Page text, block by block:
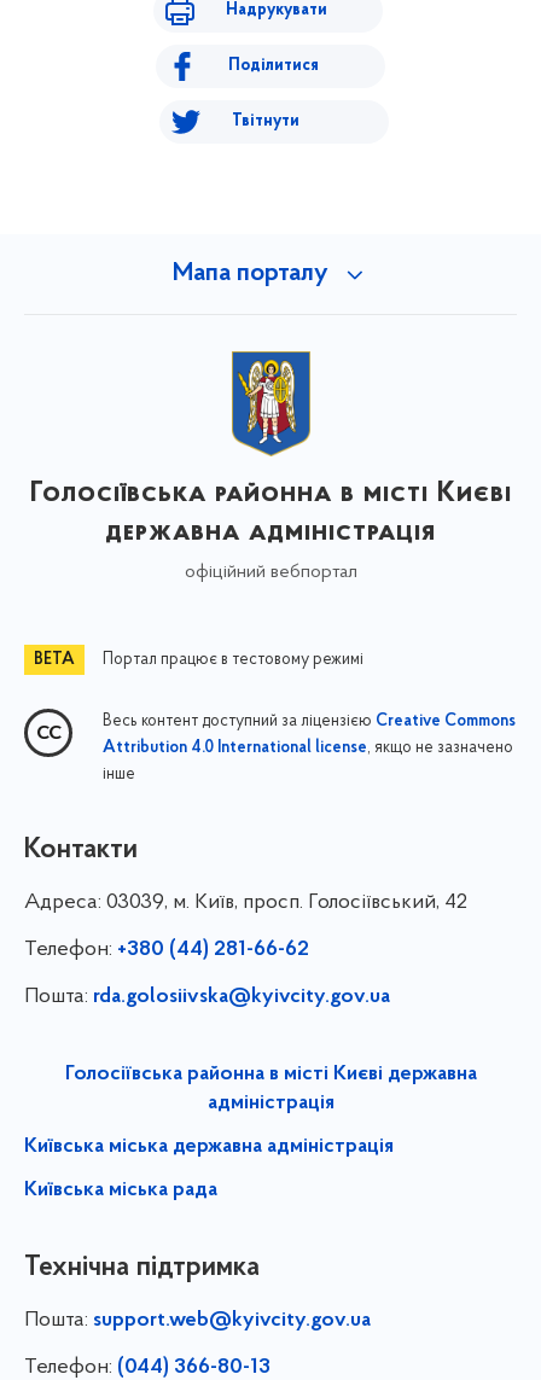
Надрукувати
Поділитися
Твітнути
Мапа порталу
Голосіївська районна в місті Києві
державна адміністрація
офіційний вебпортал
Портал працює в тестовому режимі
Весь контент доступний за ліцензією Creative Commons
Attribution 4.0 International license, якщо не зазначено
інше
Контакти
Адреса: 03039, м. Київ, просп. Голосіївський, 42
Телефон: +380 (44) 281-66-62
Пошта: rda.golosiivska@kyivcity.gov.ua
Голосіївська районна в місті Києві державна
адміністрація
Київська міська державна адміністрація
Київська міська рада
Технічна підтримка
Пошта: support.web@kyivcity.gov.ua
Телефон: (044) 366-80-13